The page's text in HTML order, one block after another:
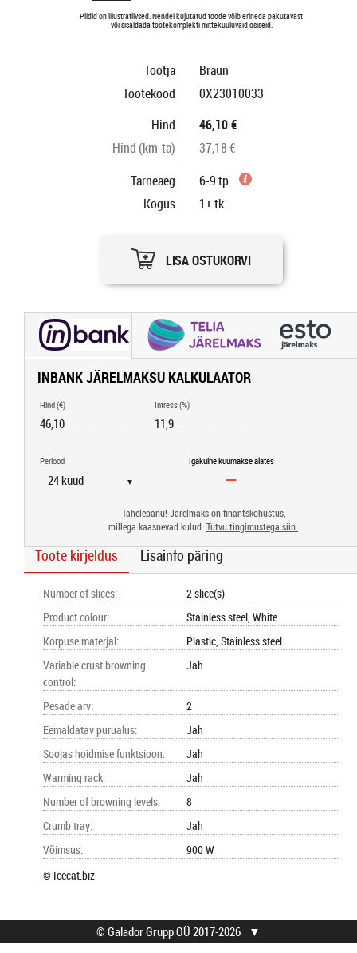
Pildid on illustratiivsed. Nendel kujutatud toode võib erineda pakutavast
või sisaldada tootekomplekti mittekuuluvaid osiseid.
Tootja
Braun
Tootekood
0X23010033
Hind
46,10 €
Hind (km-ta)
37,18 €
Tarneaeg
6-9 tp
Kogus
1+tk
LISA OSTUKORVI
INBANK JÄRELMAKSU KALKULAATOR
Hind (€) Intress (%)
Periood
▼
Igakuine kuumakse alates
Tähelepanu! Järelmaks on finantskohustus,
millega kaasnevad kulud. Tutvu tingimustega siin.
Toote kirjeldus Lisainfo päring
Number of slices:
2 slice(s)
Product colour:
Stainless steel, White
Korpuse materjal:
Plastic, Stainless steel
Variable crust browning
control:
Jah
Pesade arv:
2
Eemaldatav purualus:
Jah
Soojas hoidmise funktsioon:
Jah
Warming rack:
Jah
Number of browning levels:
8
Crumb tray:
Jah
Võimsus:
900 W
© Icecat.biz
© Galador Grupp OÜ 2017-2026 ▼